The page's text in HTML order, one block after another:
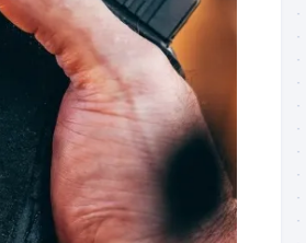
recomendada
Defensa
Personal
Ejercicios
Situación
Táctica
Topografía